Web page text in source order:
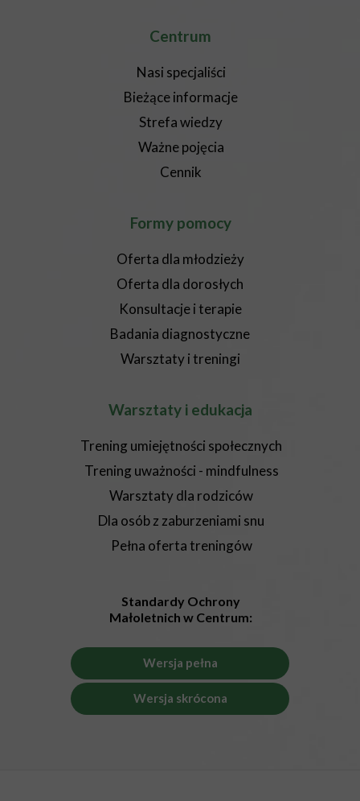
Standardy Ochrony
Małoletnich w Centrum:
Wersja skrócona
Wersja pełna
Warsztaty i edukacja
Formy pomocy
Centrum
Trening umiejętności społecznych
Trening uważności - mindfulness
Warsztaty dla rodziców
Dla osób z zaburzeniami snu
Pełna oferta treningów
Nasi specjaliści
Bieżące informacje
Strefa wiedzy
Ważne pojęcia
Cennik
Oferta dla młodzieży
Oferta dla dorosłych
Konsultacje i terapie
Badania diagnostyczne
Warsztaty i treningi